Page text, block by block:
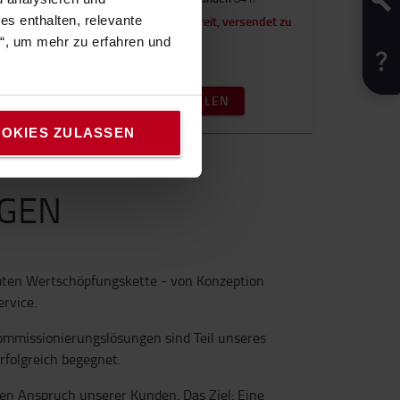
enthalten, relevante
um mehr zu erfahren und
ZULASSEN
zu
Aufbereitet und bereit, versendet zu
werden.
ONLINE BESTELLEN
Wertschöpfungskette - von Konzeption
sind Teil unseres
begegnet.
Anspruch unserer Kunden. Das Ziel: Eine